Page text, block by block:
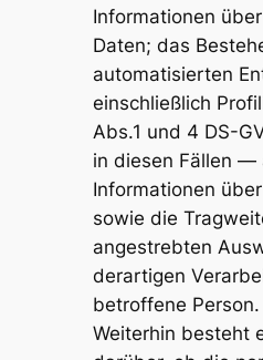
Informationen
Daten; das
automatisierten
einschließlich
Abs.1 und 4 DS-
in diesen Fällen —
Informationen
sowie die
angestrebten
derartigen
betroffene Person.
Weiterhin besteht